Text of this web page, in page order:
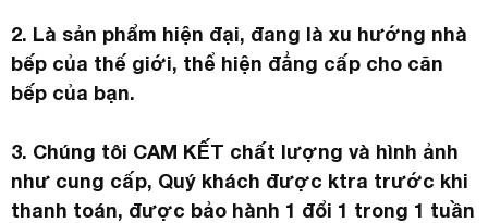
2. Là sản phẩm hiện đại, đang là xu hướng nhà
bếp của thế giới, thể hiện đẳng cấp cho căn
bếp của bạn.
3. Chúng tôi CAM KẾT chất lượng và hình ảnh
như cung cấp, Quý khách được ktra trước khi
thanh toán, được bảo hành 1 đổi 1 trong 1 tuần